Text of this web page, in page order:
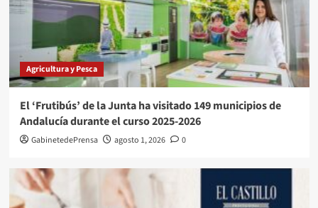
Agricultura y Pesca
El ‘Frutibús’ de la Junta ha visitado 149 municipios de
Andalucía durante el curso 2025-2026
GabinetedePrensa agosto 1, 2026 0